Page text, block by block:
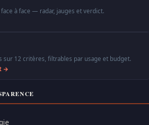
à face — radar, jauges et verdict.
sur 12 critères, filtrables par usage et budget.
→